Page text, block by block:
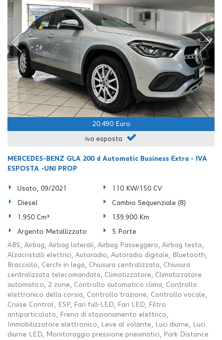
20.490 Euro
iva esposta
MERCEDES-BENZ GLA 200 d Automatic Business Extra - IVA
ESPOSTA -UNI PROP
Usato, 09/2021 110 KW/150 CV
Diesel Cambio Sequenziale (8)
1.950 Cm³ 139.900 Km
Argento Metallizzato
5 Porte
ABS, Airbag, Airbag laterali, Airbag Passeggero, Airbag testa,
Alzacristalli elettrici, Autoradio, Autoradio digitale, Bluetooth,
Bracciolo, Cerchi in lega, Chiusura centralizzata, Chiusura
centralizzata telecomandata, Climatizzatore, Climatizzatore
automatico, 2 zone, Controllo automatico clima, Controllo
elettronico della corsia, Controllo trazione, Controllo vocale,
Cruise Control, ESP, Fari full-LED, Fari LED, Filtro
antiparticolato, Freno di stazionamento elettrico,
Immobilizzatore elettronico, Leve al volante, Luci diurne, Luci
diurne LED, Monitoraggio pressione pneumatici, Park Distance